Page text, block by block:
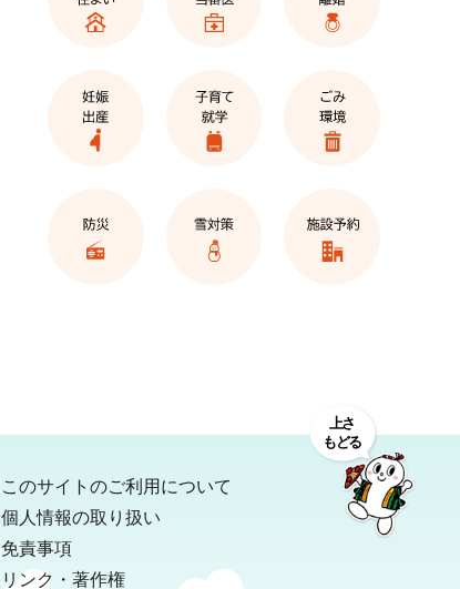
このサイトのご利用について
個人情報の取り扱い
免責事項
リンク・著作権